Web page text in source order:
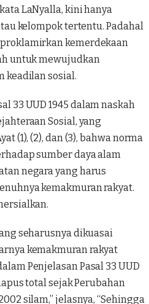
LaNyalla, kini hanya
kelompok tertentu. Padahal
kemerdekaan
untuk mewujudkan
keadilan sosial.
33 UUD 1945 dalam naskah
Sosial, yang
(1), (2), dan (3), bahwa norma
sumber daya alam
negara yang harus
kemakmuran rakyat.
seharusnya dikuasai
kemakmuran rakyat
Penjelasan Pasal 33 UUD
total sejak Perubahan
silam,” jelasnya, “Sehingga